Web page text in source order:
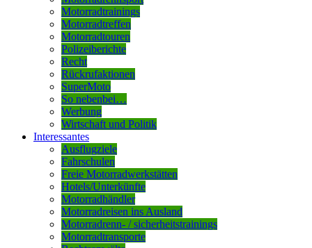
Motorradtrainings
Motorradtreffen
Motorradtouren
Polizeiberichte
Recht
Rückrufaktionen
SuperMoto
So nebenbei…
Werbung
Wirtschaft und Politik
Interessantes
Ausflugziele
Fahrschulen
Freie Motorradwerkstätten
Hotels/Unterkünfte
Motorradhändler
Motorradreisen ins Ausland
Motorradrenn- / sicherheitstrainings
Motorradtransporte